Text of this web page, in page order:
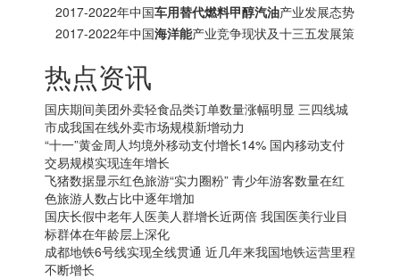
分析报告
2017-2022年中国车用替代燃料甲醇汽油产业发展态势
及十三五投资方向分析报告
2017-2022年中国海洋能产业竞争现状及十三五发展策
热点资讯
国庆期间美团外卖轻食品类订单数量涨幅明显 三四线城
市成我国在线外卖市场规模新增动力
“十一”黄金周人均境外移动支付增长14% 国内移动支付
交易规模实现连年增长
飞猪数据显示红色旅游“实力圈粉” 青少年游客数量在红
色旅游人数占比中逐年增加
国庆长假中老年人医美人群增长近两倍 我国医美行业目
标群体在年龄层上深化
成都地铁6号线实现全线贯通 近几年来我国地铁运营里程
不断增长